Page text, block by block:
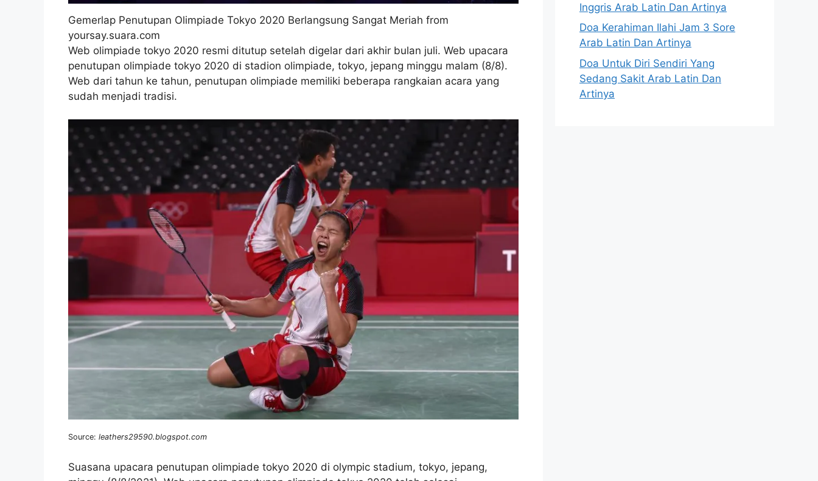
Gemerlap Penutupan Olimpiade Tokyo 2020 Berlangsung Sangat Meriah from
yoursay.suara.com
Web olimpiade tokyo 2020 resmi ditutup setelah digelar dari akhir bulan juli. Web upacara
penutupan olimpiade tokyo 2020 di stadion olimpiade, tokyo, jepang minggu malam (8/8).
Web dari tahun ke tahun, penutupan olimpiade memiliki beberapa rangkaian acara yang
sudah menjadi tradisi.
Source: leathers29590.blogspot.com
Suasana upacara penutupan olimpiade tokyo 2020 di olympic stadium, tokyo, jepang,
Inggris Arab Latin Dan Artinya
Doa Kerahiman Ilahi Jam 3 Sore
Arab Latin Dan Artinya
Doa Untuk Diri Sendiri Yang
Sedang Sakit Arab Latin Dan
Artinya